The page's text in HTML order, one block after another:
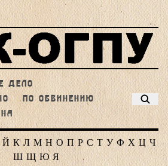
ДЕЛО
ПО ОБВИНЕНИЮ
Й К Л М Н О П Р С Т У Ф Х Ц Ч
Ш Щ Ю Я